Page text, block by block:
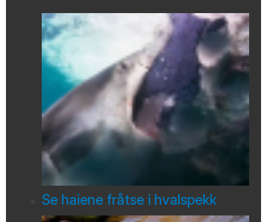
Se haiene fråtse i hvalspekk